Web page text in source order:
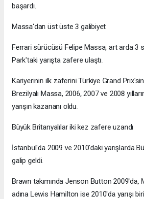
başardı.
Massa'dan üst üste 3 galibiyet
Ferrari sürücüsü Felipe Massa, art arda 3
Park'taki yarışta zafere ulaştı.
Kariyerinin ilk zaferini Türkiye Grand
Brezilyalı Massa, 2006, 2007 ve 2008
yarışın kazananı oldu.
Büyük Britanyalılar iki kez zafere uzandı
İstanbul'da 2009 ve 2010'daki yarışlarda
galip geldi.
Brawn takımında Jenson Button 2009'da,
adına Lewis Hamilton ise 2010'da yarışı